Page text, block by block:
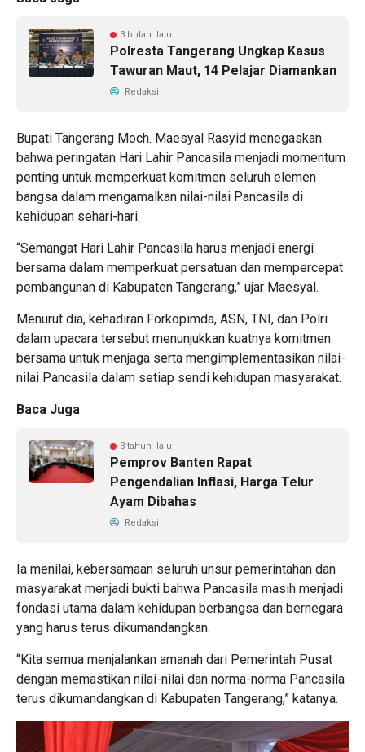
3 bulan lalu
Polresta Tangerang Ungkap Kasus
Tawuran Maut, 14 Pelajar Diamankan
Redaksi
Bupati Tangerang Moch. Maesyal Rasyid menegaskan
bahwa peringatan Hari Lahir Pancasila menjadi momentum
penting untuk memperkuat komitmen seluruh elemen
bangsa dalam mengamalkan nilai-nilai Pancasila di
kehidupan sehari-hari.
“Semangat Hari Lahir Pancasila harus menjadi energi
bersama dalam memperkuat persatuan dan mempercepat
pembangunan di Kabupaten Tangerang,” ujar Maesyal.
Menurut dia, kehadiran Forkopimda, ASN, TNI, dan Polri
dalam upacara tersebut menunjukkan kuatnya komitmen
bersama untuk menjaga serta mengimplementasikan nilai-
nilai Pancasila dalam setiap sendi kehidupan masyarakat.
Baca Juga
3 tahun lalu
Pemprov Banten Rapat
Pengendalian Inflasi, Harga Telur
Ayam Dibahas
Redaksi
Ia menilai, kebersamaan seluruh unsur pemerintahan dan
masyarakat menjadi bukti bahwa Pancasila masih menjadi
fondasi utama dalam kehidupan berbangsa dan bernegara
yang harus terus dikumandangkan.
“Kita semua menjalankan amanah dari Pemerintah Pusat
dengan memastikan nilai-nilai dan norma-norma Pancasila
terus dikumandangkan di Kabupaten Tangerang,” katanya.